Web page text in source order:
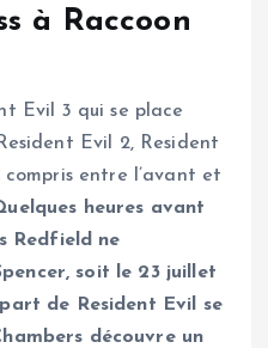
à Raccoon
Evil 3 qui se place
Evil 2, Resident
entre l’avant et
heures avant
Redfield ne
soit le 23 juillet
de Resident Evil se
découvre un